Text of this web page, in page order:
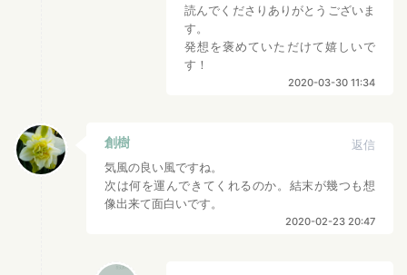
読んでくださりありがとうございま
す。
発想を褒めていただけて嬉しいで
す！
2020-03-30 11:34
創樹
返信
気風の良い風ですね。
次は何を運んできてくれるのか。結末が幾つも想
像出来て面白いです。
2020-02-23 20:47